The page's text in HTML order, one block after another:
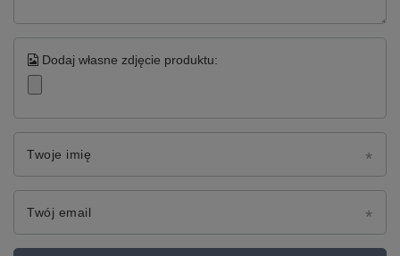
Dodaj własne zdjęcie produktu:
Twoje imię
Twój email